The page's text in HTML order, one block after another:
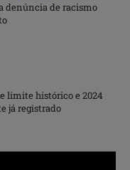
denúncia de racismo
limite histórico e 2024
já registrado